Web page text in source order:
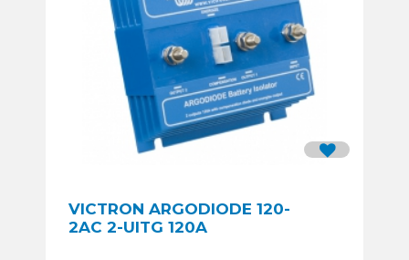
VICTRON ARGODIODE 120-
2AC 2-UITG 120A